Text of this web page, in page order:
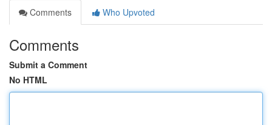
Comments
Who Upvoted
Comments
Submit a Comment
No HTML